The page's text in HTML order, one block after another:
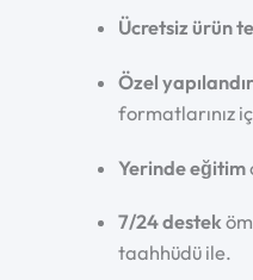
Ücretsiz ürün
Özel
formatlarınız
Yerinde eğitim
7/24 destek
taahhüdü ile.